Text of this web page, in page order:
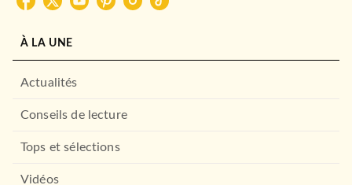
À LA UNE
Actualités
Conseils de lecture
Tops et sélections
Vidéos